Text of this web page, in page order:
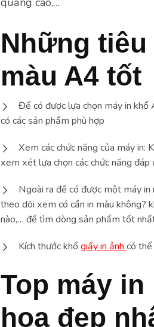
Những
màu A4 tốt
Để có được lựa chọn máy in
có các sản phẩm phù hợp
Xem các chức năng của máy in:
xem xét lựa chọn các chức năng đáp
Ngoài ra để có được một máy in
theo dõi xem có cần in màu không?
nào,… để tìm dòng sản phẩm tốt
Kích thước khổgiấy in ảnh có
Top máy
họa đẹp